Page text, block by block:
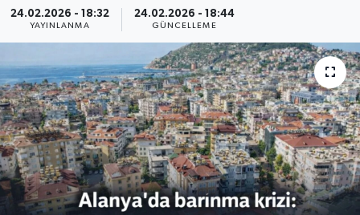
24.02.2026 - 18:32
YAYINLANMA
24.02.2026 - 18:44
GÜNCELLEME